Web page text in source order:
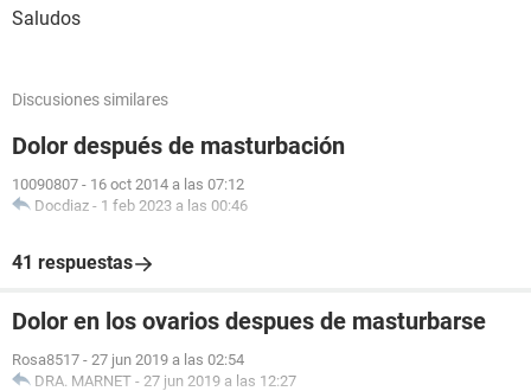
Saludos
Discusiones similares
Dolor después de masturbación
10090807 - 16 oct 2014 a las 07:12
Docdiaz - 1 feb 2023 a las 00:46
41 respuestas
Dolor en los ovarios despues de masturbarse
Rosa8517 - 27 jun 2019 a las 02:54
DRA. MARNET - 27 jun 2019 a las 12:27